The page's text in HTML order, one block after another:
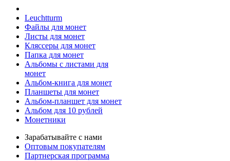
Leuchtturm
Файлы для монет
Листы для монет
Кляссеры для монет
Папка для монет
Альбомы с листами для
монет
Альбом-книга для монет
Планшеты для монет
Альбом-планшет для монет
Альбом для 10 рублей
Монетники
Зарабатывайте с нами
Оптовым покупателям
Партнерская программа